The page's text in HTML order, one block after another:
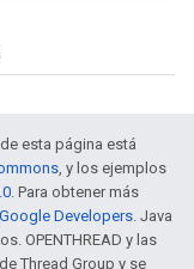
esta página está
, y los ejemplos
. Para obtener más
Developers. Java
OPENTHREAD y las
Thread Group y se